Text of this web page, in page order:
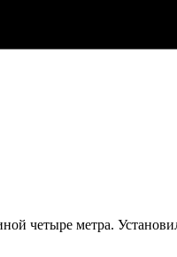
четыре метра.